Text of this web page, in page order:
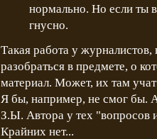
нормально. Но если ты
гнусно.
Такая работа у журналистов,
разобраться в предмете, о
материал. Может, их там учат
Я бы, например, не смог бы.
З.Ы. Автора у тех "вопросов
Крайних нет...